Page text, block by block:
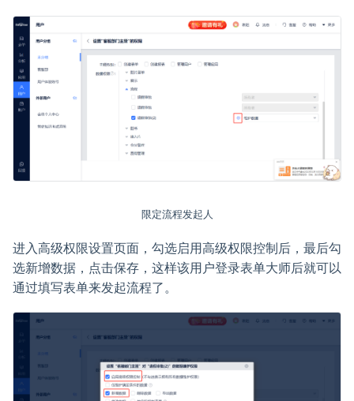
限定流程发起人
进入高级权限设置页面，勾选启用高级权限控制后，最后勾
选新增数据，点击保存，这样该用户登录表单大师后就可以
通过填写表单来发起流程了。